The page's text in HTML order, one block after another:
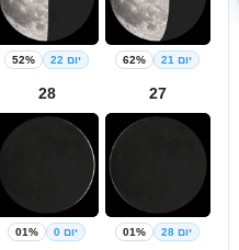
יום 21 62% יום 22 52%
27
יום 28 01%
28
יום 0 01%